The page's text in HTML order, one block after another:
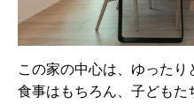
この家の中心は、ゆったり
食事はもちろん、子どもた